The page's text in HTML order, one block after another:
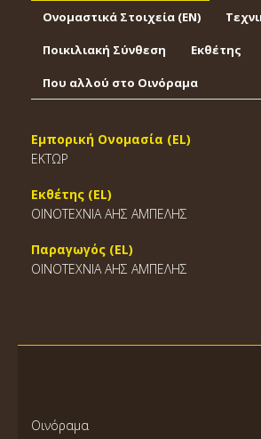
Ονομαστικά Στοιχεία (EΝ)
Ποικιλιακή Σύνθεση Εκθέτης
Που αλλού στο Οινόραμα
Εμπορική Ονομασία (EL)
ΕΚΤΩΡ
Εκθέτης (EL)
ΟΙΝΟΤΕΧΝΙΑ ΑΗΣ ΑΜΠΕΛΗΣ
Παραγωγός (EL)
ΟΙΝΟΤΕΧΝΙΑ ΑΗΣ ΑΜΠΕΛΗΣ
Οινόραμα